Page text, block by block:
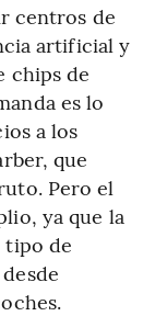
centros de
artificial y
chips de
es lo
a los
que
Pero el
ya que la
tipo de